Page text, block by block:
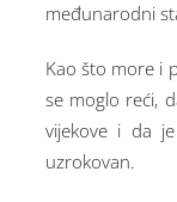
međunarodni
Kao što more i
se moglo reći,
vijekove i da
uzrokovan.